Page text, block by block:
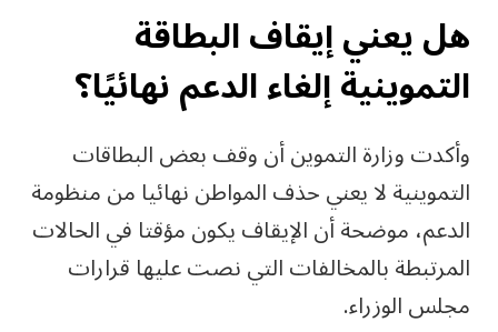
هل يعني إيقاف البطاقة
التموينية إلغاء الدعم نهائيًا؟
وأكدت وزارة التموين أن وقف بعض البطاقات
التموينية لا يعني حذف المواطن نهائيا من منظومة
الدعم، موضحة أن الإيقاف يكون مؤقتا في الحالات
المرتبطة بالمخالفات التي نصت عليها قرارات
مجلس الوزراء.